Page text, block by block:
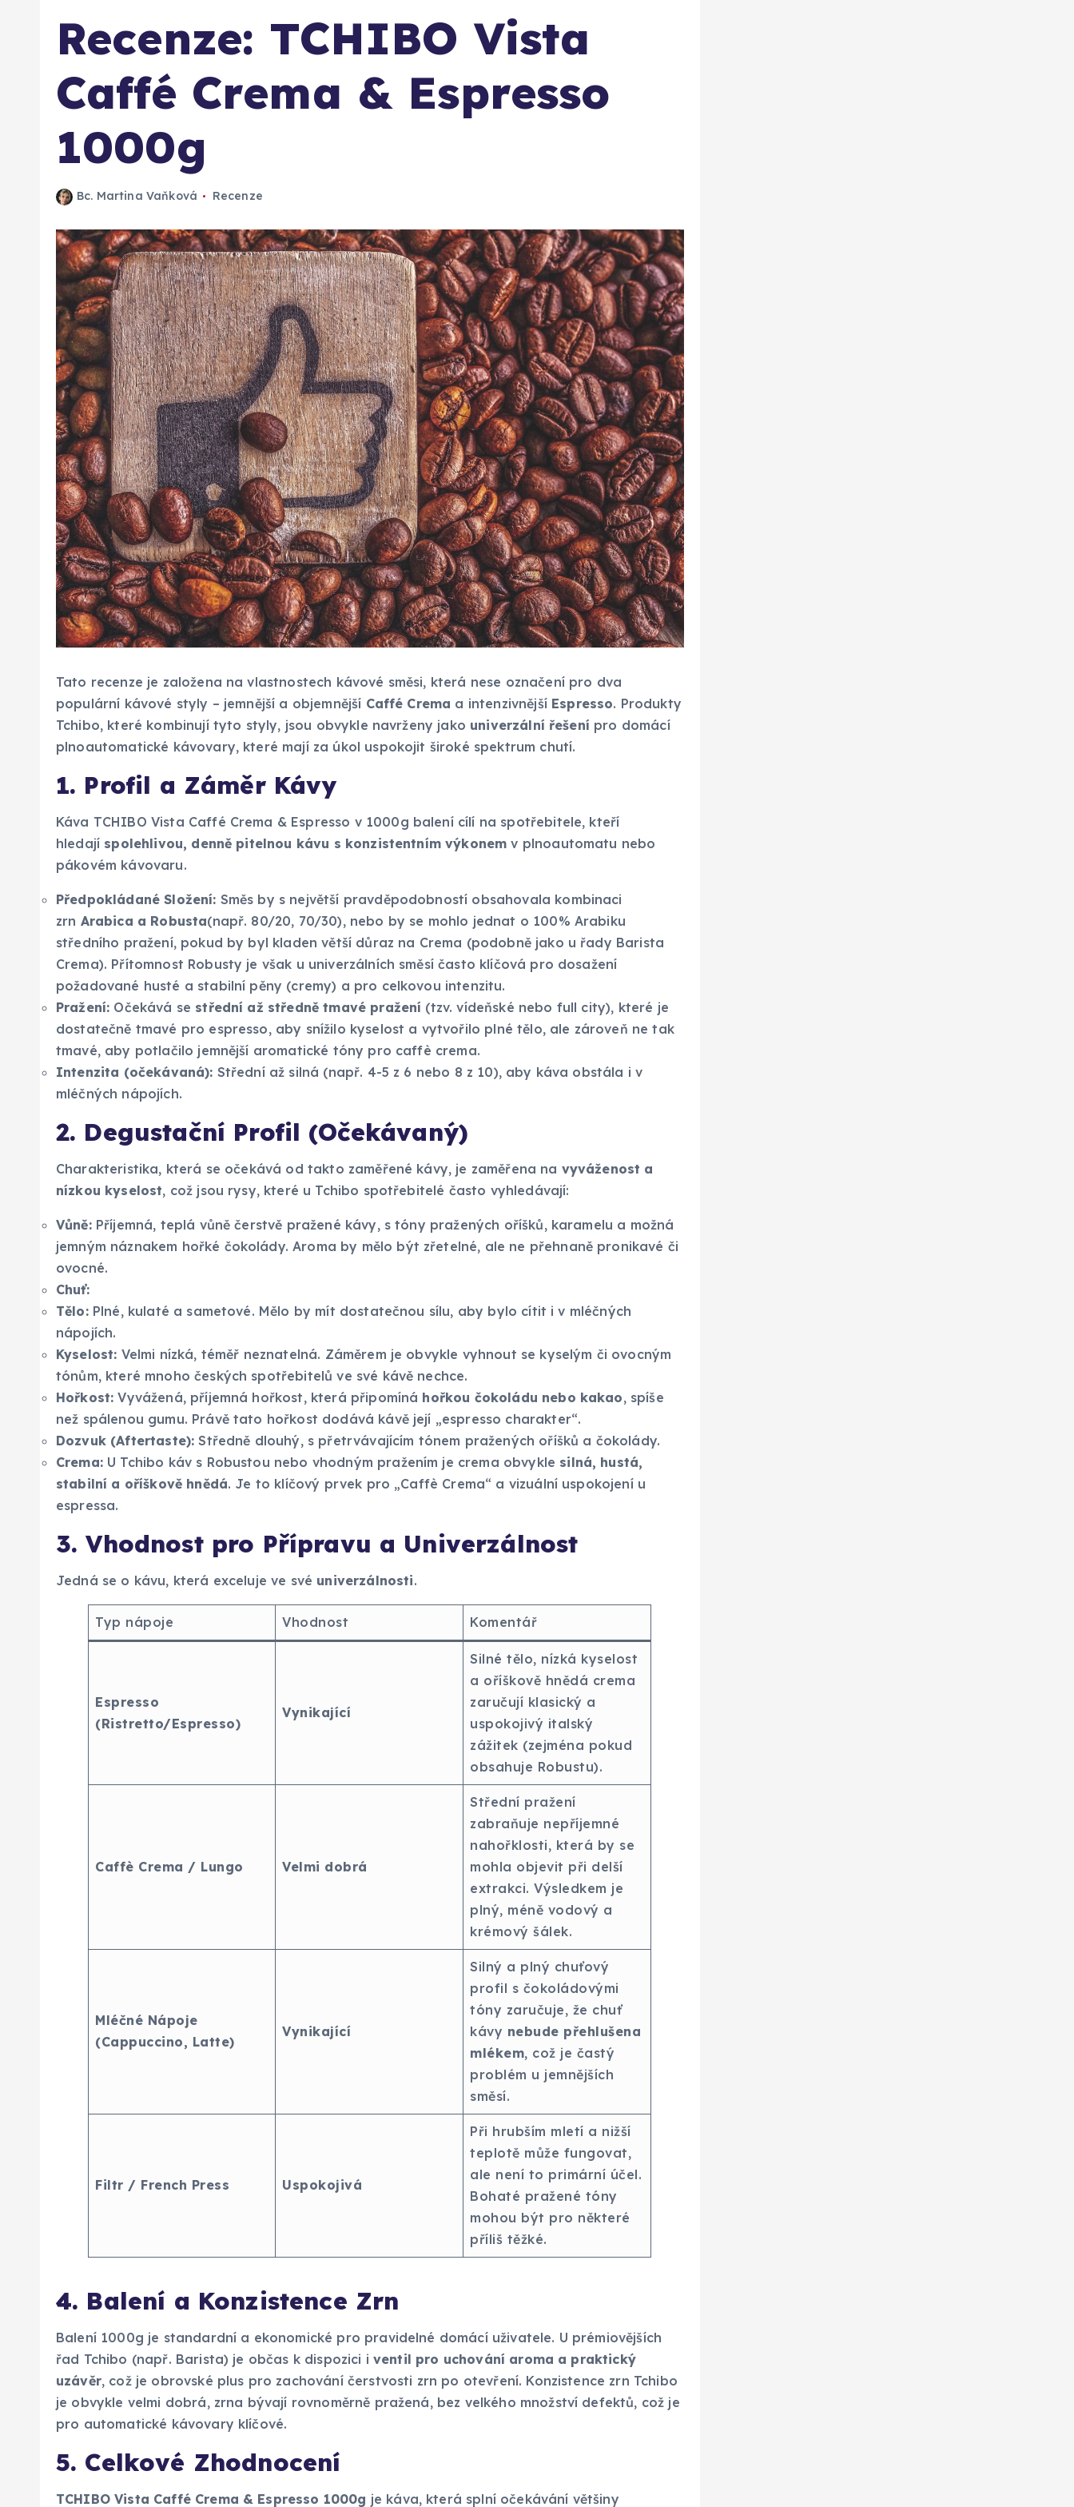
Recenze: TCHIBO Vista
Caffé Crema & Espresso
1000g
Bc. Martina Vaňková Recenze
Tato recenze je založena na vlastnostech kávové směsi, která nese označení pro dva
populární kávové styly – jemnější a objemnější Caffé Crema a intenzivnější Espresso. Produkty
Tchibo, které kombinují tyto styly, jsou obvykle navrženy jako univerzální řešení pro domácí
plnoautomatické kávovary, které mají za úkol uspokojit široké spektrum chutí.
1. Profil a Záměr Kávy
Káva TCHIBO Vista Caffé Crema & Espresso v 1000g balení cílí na spotřebitele, kteří
hledají spolehlivou, denně pitelnou kávu s konzistentním výkonem v plnoautomatu nebo
pákovém kávovaru.
Předpokládané Složení: Směs by s největší pravděpodobností obsahovala kombinaci
zrn Arabica a Robusta(např. 80/20, 70/30), nebo by se mohlo jednat o 100% Arabiku
středního pražení, pokud by byl kladen větší důraz na Crema (podobně jako u řady Barista
Crema). Přítomnost Robusty je však u univerzálních směsí často klíčová pro dosažení
požadované husté a stabilní pěny (cremy) a pro celkovou intenzitu.
Pražení: Očekává se střední až středně tmavé pražení (tzv. vídeňské nebo full city), které je
dostatečně tmavé pro espresso, aby snížilo kyselost a vytvořilo plné tělo, ale zároveň ne tak
tmavé, aby potlačilo jemnější aromatické tóny pro caffè crema.
Intenzita (očekávaná): Střední až silná (např. 4-5 z 6 nebo 8 z 10), aby káva obstála i v
mléčných nápojích.
2. Degustační Profil (Očekávaný)
Charakteristika, která se očekává od takto zaměřené kávy, je zaměřena na vyváženost a
nízkou kyselost, což jsou rysy, které u Tchibo spotřebitelé často vyhledávají:
Vůně:Příjemná, teplá vůně čerstvě pražené kávy, s tóny pražených oříšků, karamelu a možná
jemným náznakem hořké čokolády. Aroma by mělo být zřetelné, ale ne přehnaně pronikavé či
ovocné.
Chuť:
Tělo:Plné, kulaté a sametové. Mělo by mít dostatečnou sílu, aby bylo cítit i v mléčných
nápojích.
Kyselost: Velmi nízká, téměř neznatelná. Záměrem je obvykle vyhnout se kyselým či ovocným
tónům, které mnoho českých spotřebitelů ve své kávě nechce.
Hořkost: Vyvážená, příjemná hořkost, která připomíná hořkou čokoládu nebo kakao, spíše
než spálenou gumu. Právě tato hořkost dodává kávě její „espresso charakter“.
Dozvuk (Aftertaste): Středně dlouhý, s přetrvávajícím tónem pražených oříšků a čokolády.
Crema:U Tchibo káv s Robustou nebo vhodným pražením je crema obvykle silná, hustá,
stabilní a oříškově hnědá. Je to klíčový prvek pro „Caffè Crema“ a vizuální uspokojení u
espressa.
3. Vhodnost pro Přípravu a Univerzálnost
Jedná se o kávu, která exceluje ve své univerzálnosti.
Typ nápoje Vhodnost Komentář
Espresso
(Ristretto/Espresso)
Vynikající
Silné tělo, nízká kyselost
a oříškově hnědá crema
zaručují klasický a
uspokojivý italský
zážitek (zejména pokud
obsahuje Robustu).
Caffè Crema / Lungo Velmi dobrá
Střední pražení
zabraňuje nepříjemné
nahořklosti, která by se
mohla objevit při delší
extrakci. Výsledkem je
plný, méně vodový a
krémový šálek.
Mléčné Nápoje
(Cappuccino, Latte)
Vynikající
Silný a plný chuťový
profil s čokoládovými
tóny zaručuje, že chuť
kávy nebude přehlušena
mlékem, což je častý
problém u jemnějších
směsí.
Filtr / French Press Uspokojivá
Při hrubším mletí a nižší
teplotě může fungovat,
ale není to primární účel.
Bohaté pražené tóny
mohou být pro některé
příliš těžké.
4. Balení a Konzistence Zrn
Balení 1000g je standardní a ekonomické pro pravidelné domácí uživatele. U prémiovějších
řad Tchibo (např. Barista) je občas k dispozici i ventil pro uchování aroma a praktický
uzávěr, což je obrovské plus pro zachování čerstvosti zrn po otevření. Konzistence zrn Tchibo
je obvykle velmi dobrá, zrna bývají rovnoměrně pražená, bez velkého množství defektů, což je
pro automatické kávovary klíčové.
5. Celkové Zhodnocení
TCHIBO Vista Caffé Crema & Espresso 1000g je káva, která splní očekávání většiny